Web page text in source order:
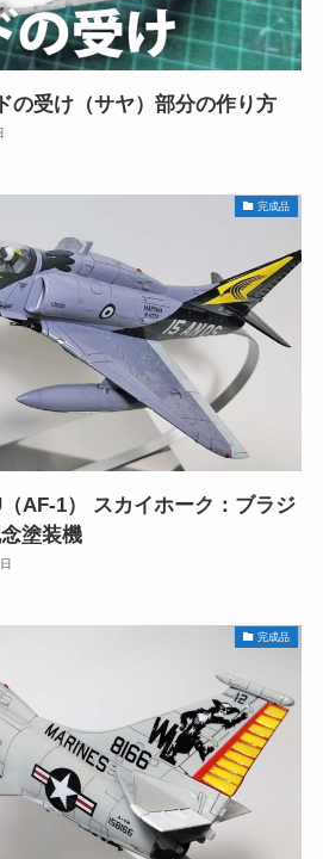
の受け（サヤ）部分の作り方
完成品
AF-1） スカイホーク：ブラジ
塗装機
完成品